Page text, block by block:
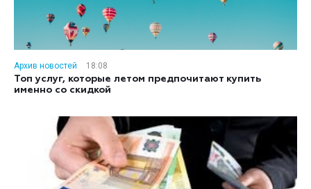
Архив новостей
18:08
Топ услуг, которые летом предпочитают купить
именно со скидкой